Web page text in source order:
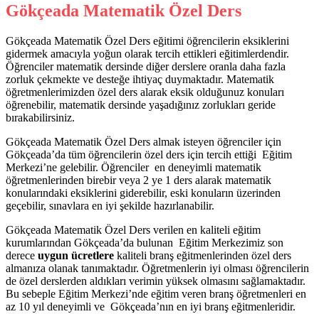
Gökçeada Matematik Özel Ders
Gökçeada Matematik Özel Ders eğitimi öğrencilerin eksiklerini
gidermek amacıyla yoğun olarak tercih ettikleri eğitimlerdendir.
Öğrenciler matematik dersinde diğer derslere oranla daha fazla
zorluk çekmekte ve desteğe ihtiyaç duymaktadır. Matematik
öğretmenlerimizden özel ders alarak eksik olduğunuz konuları
öğrenebilir, matematik dersinde yaşadığınız zorlukları geride
bırakabilirsiniz.
Gökçeada Matematik Özel Ders almak isteyen öğrenciler için
Gökçeada’da tüm öğrencilerin özel ders için tercih ettiği Eğitim
Merkezi’ne gelebilir. Öğrenciler en deneyimli matematik
öğretmenlerinden birebir veya 2 ye 1 ders alarak matematik
konularındaki eksiklerini giderebilir, eski konuların üzerinden
geçebilir, sınavlara en iyi şekilde hazırlanabilir.
Gökçeada Matematik Özel Ders verilen en kaliteli eğitim
kurumlarından Gökçeada’da bulunan Eğitim Merkezimiz son
derece uygun ücretlere kaliteli branş eğitmenlerinden özel ders
almanıza olanak tanımaktadır. Öğretmenlerin iyi olması öğrencilerin
de özel derslerden aldıkları verimin yüksek olmasını sağlamaktadır.
Bu sebeple Eğitim Merkezi’nde eğitim veren branş öğretmenleri en
az 10 yıl deneyimli ve Gökçeada’nın en iyi branş eğitmenleridir.